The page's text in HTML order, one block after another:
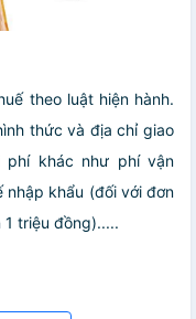
theo luật hiện hành.
thức và địa chỉ giao
phí khác như phí vận
nhập khẩu (đối với đơn
triệu đồng).....